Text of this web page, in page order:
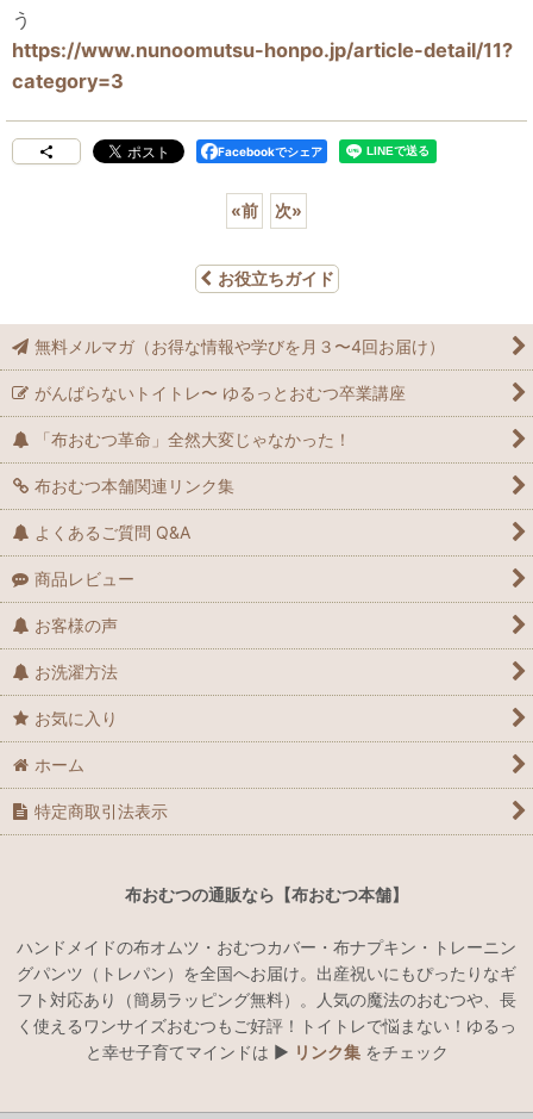
う
https://www.nunoomutsu-honpo.jp/article-detail/11?
category=3
Facebookでシェア
«前 次»
お役立ちガイド
無料メルマガ（お得な情報や学びを月３〜4回お届け）
がんばらないトイトレ〜 ゆるっとおむつ卒業講座
「布おむつ革命」全然大変じゃなかった！
布おむつ本舗関連リンク集
よくあるご質問 Q&A
商品レビュー
お客様の声
お洗濯方法
お気に入り
ホーム
特定商取引法表示
布おむつの通販なら【布おむつ本舗】
ハンドメイドの布オムツ・おむつカバー・布ナプキン・トレーニン
グパンツ（トレパン）を全国へお届け。出産祝いにもぴったりなギ
フト対応あり（簡易ラッピング無料）。人気の魔法のおむつや、長
く使えるワンサイズおむつもご好評！トイトレで悩まない！ゆるっ
と幸せ子育てマインドは ▶︎ リンク集をチェック